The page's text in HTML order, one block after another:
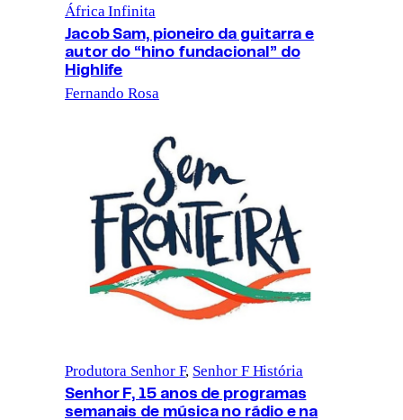
África Infinita
Jacob Sam, pioneiro da guitarra e
autor do “hino fundacional” do
Highlife
Fernando Rosa
Produtora Senhor F, Senhor F História
Senhor F, 15 anos de programas
semanais de música no rádio e na